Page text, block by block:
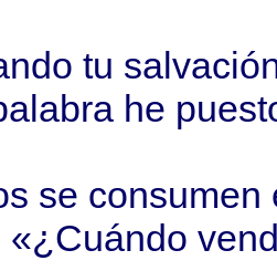
tu
he
se consumen
«¿ Cuándo